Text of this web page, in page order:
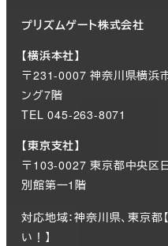
プリズムゲート株式会社
【横浜本社】
〒231-0007 神奈川県横浜
ング7階
TEL 045-263-8071
【東京支社】
〒103-0027 東京都中央区
別館第一1階
対応地域：神奈川県、東京
い！】